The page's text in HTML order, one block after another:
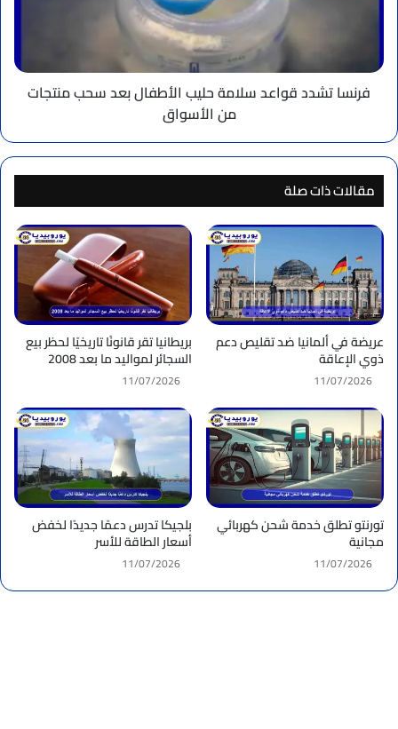
منتجات
من
الأسواق
فرنسا تشدد قواعد سلامة حليب الأطفال بعد سحب منتجات
من الأسواق
مقالات ذات صلة
عريضة في ألمانيا ضد تقليص دعم
ذوي الإعاقة
11/07/2026
بريطانيا تقر قانونًا تاريخيًا لحظر بيع
السجائر لمواليد ما بعد 2008
11/07/2026
تورنتو تطلق خدمة شحن كهربائي
مجانية
11/07/2026
بلجيكا تدرس دعمًا جديدًا لخفض
أسعار الطاقة للأسر
11/07/2026